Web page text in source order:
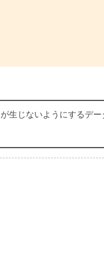
生じないようにするデー